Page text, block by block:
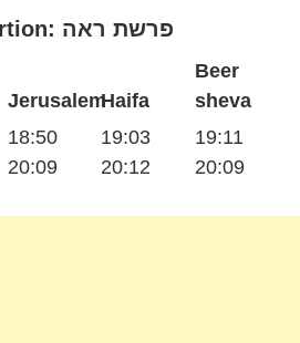
Weekly Torah Portion: פרשת ראה
Jerusalem
18:50
20:09
Haifa
19:03
20:12
Beer
sheva
19:11
20:09